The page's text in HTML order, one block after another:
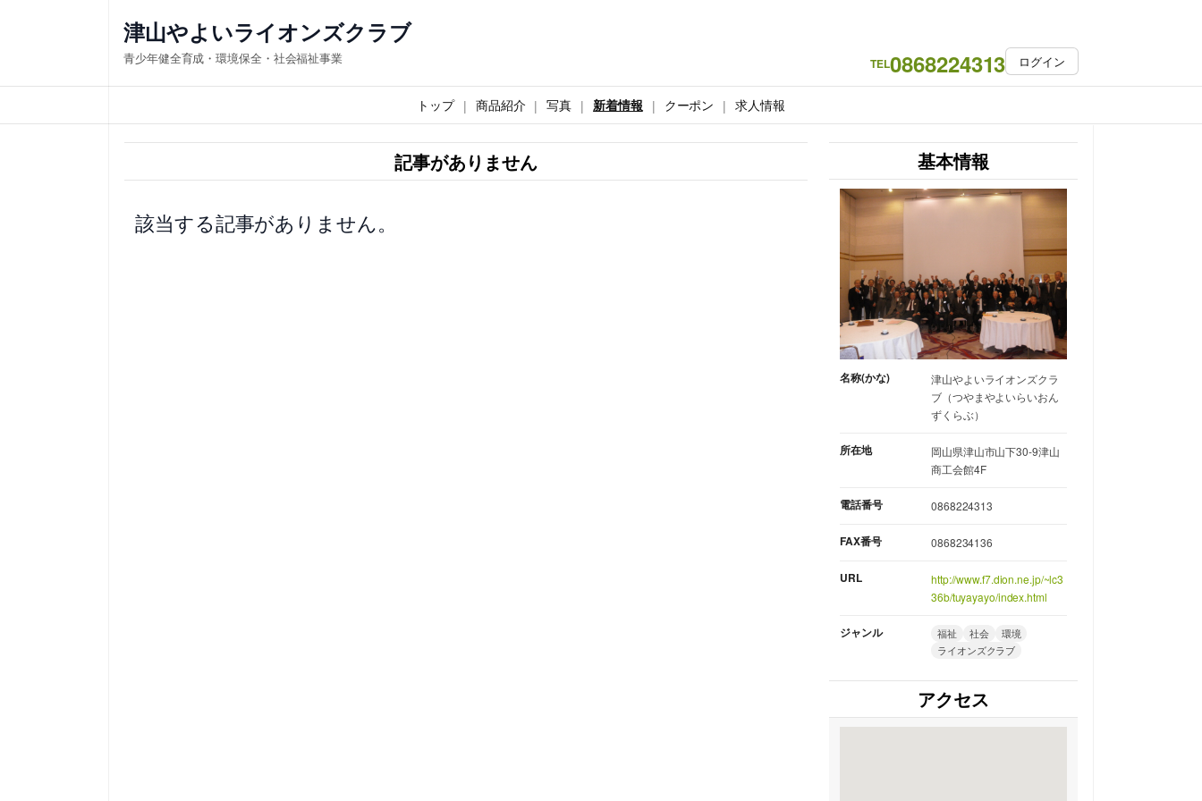
ス
キ
津山やよいライオンズクラブ
青少年健全育成・環境保全・社会福祉事業 TEL0868224313 ログイン
トップ 商品紹介 写真 新着情報 クーポン 求人情報
記事がありません
該当する記事がありません。
基本情報
名称(かな)
津山やよいライオンズクラ
ブ（つやまやよいらいおん
ずくらぶ）
所在地
岡山県津山市山下30-9津山
商工会館4F
電話番号 0868224313
FAX番号 0868234136
URL
http://www.f7.dion.ne.jp/~lc3
36b/tuyayayo/index.html
ジャンル 福祉 社会
環境
ライオンズクラブ
アクセス